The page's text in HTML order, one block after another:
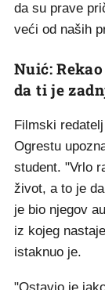
da su prave
veći od naših
Nuić:
da ti je
Filmski
Ogrestu
student. "Vrlo
život, a to je
je bio njegov
iz kojeg
istaknuo je.